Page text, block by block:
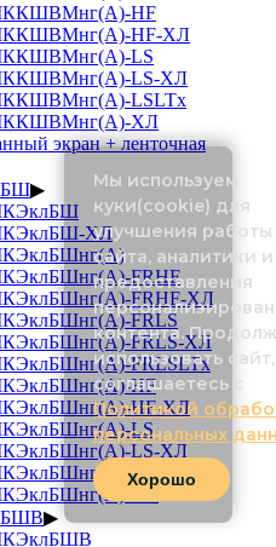
HF
HF-ХЛ
LS
LS-ХЛ
LSLTx
ХЛ
экран + ленточная
▶
ХЛ
FRHF
FRHF-ХЛ
FRLS
FRLS-ХЛ
FRLSLTx
HF
HF-ХЛ
LS
LS-ХЛ
LSLTx
ХЛ
▶
Мы используем
куки(cookie) для
улучшения работы
сайта, аналитики и
предоставления
контента.
использовать
соглашаетесь с
Политикой
персональных
Хорошо